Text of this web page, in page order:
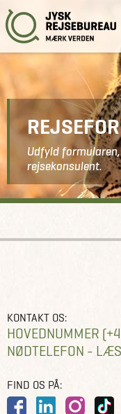
Udfyld
rejsekonsulent.
KONTAKT OS:
HOVEDNUMMER
NØDTELEFON -
FIND OS PÅ: